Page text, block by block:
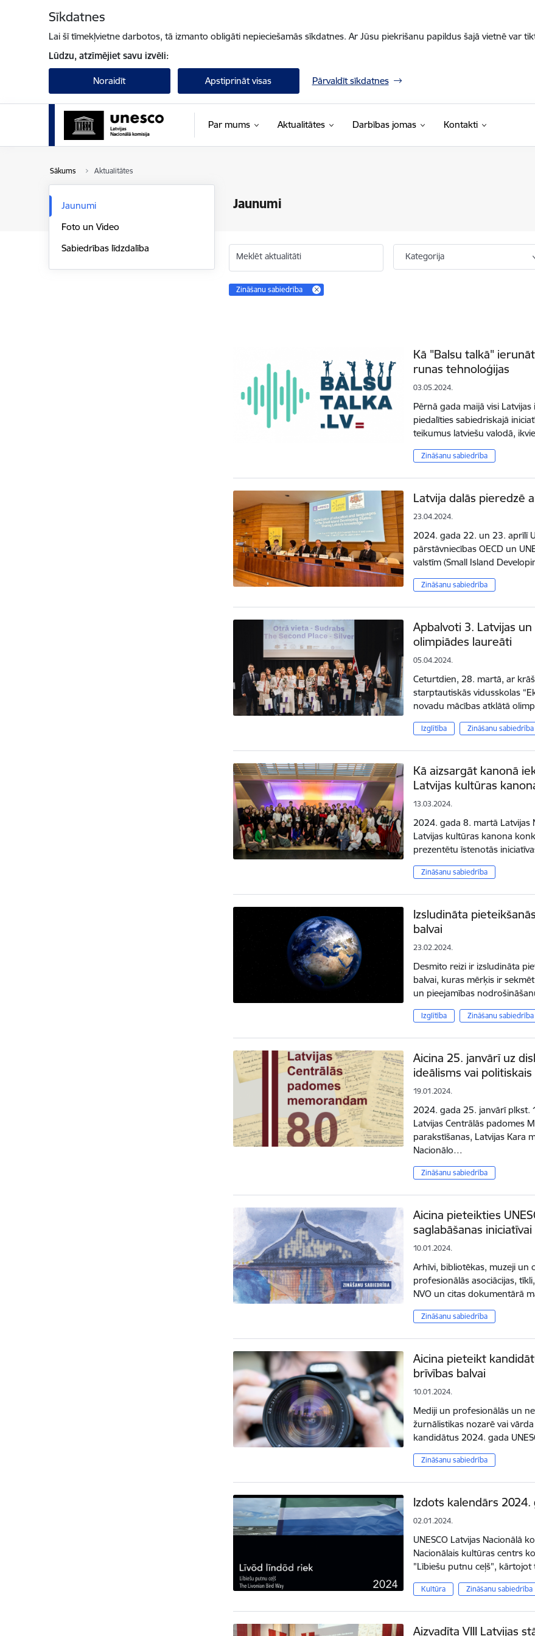
Sīkdatnes
Lai šī tīmekļvietne darbotos, tā izmanto obligāti nepieciešamās sīkdatnes. Ar Jūsu piekrišanu papildus šajā vietnē var
Lūdzu, atzīmējiet savu izvēli:
Noraidīt Apstiprināt visas Pārvaldīt sīkdatnes
Par mums Aktualitātes Darbības jomas Kontakti
Sākums Aktualitātes
Jaunumi
Jaunumi
Foto un Video
Sabiedrības līdzdalība
Meklēt aktualitāti Kategorija
Zināšanu sabiedrība
Kā "Balsu talkā"
runas tehnoloģijas
03.05.2024.
Pērnā gada maijā visi
piedalīties sabiedriskajā
teikumus latviešu valodā,
Zināšanu sabiedrība
Latvija dalās pieredzē
23.04.2024.
2024. gada 22. un 23. aprīlī
pārstāvniecības OECD un
valstīm (Small Island
Zināšanu sabiedrība
Apbalvoti 3. Latvijas
olimpiādes laureāti
05.04.2024.
Ceturtdien, 28. martā, ar
starptautiskās vidusskolas
novadu mācības atklātā
Izglītība Zināšanu sabiedrība
Kā aizsargāt kanonā
Latvijas kultūras
13.03.2024.
2024. gada 8. martā Latvijas
Latvijas kultūras kanona
prezentētu īstenotās
Zināšanu sabiedrība
Izsludināta
balvai
23.02.2024.
Desmito reizi ir izsludināta
balvai, kuras mērķis ir
un pieejamības
Izglītība Zināšanu sabiedrība
Aicina 25. janvārī uz
ideālisms vai
19.01.2024.
2024. gada 25. janvārī
Latvijas Centrālās padomes
parakstīšanas, Latvijas Kara
Nacionālo…
Zināšanu sabiedrība
Aicina pieteikties
saglabāšanas iniciatīvai
10.01.2024.
Arhīvi, bibliotēkas, muzeji un
profesionālās asociācijas,
NVO un citas dokumentārā
Zināšanu sabiedrība
Aicina pieteikt
brīvības balvai
10.01.2024.
Mediji un profesionālās un
žurnālistikas nozarē vai
kandidātus 2024. gada
Zināšanu sabiedrība
Izdots kalendārs
02.01.2024.
UNESCO Latvijas Nacionālā
Nacionālais kultūras centrs
"Lībiešu putnu ceļš",
Kultūra Zināšanu sabiedrība
Aizvadīta VIII Latvijas